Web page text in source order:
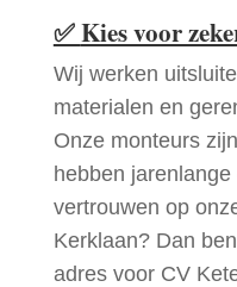
✅Kies voor
Wij werken
materialen en
Onze monteurs
hebben
vertrouwen op
Kerklaan? Dan
adres voor CV